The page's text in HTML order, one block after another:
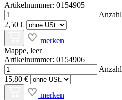
Artikelnummer: 0154905
Anzahl
2,50 €
merken
Mappe, leer
Artikelnummer: 0154906
Anzahl
15,80 €
merken